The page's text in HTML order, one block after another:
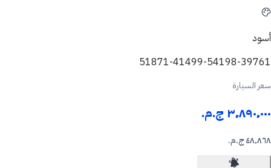
أسود
51871-41499-54198-39761
سعر السيارة
٣٬٨٩٠٬٠٠٠ ج.م.‏
٤٨٬٨٦٨ ج.م.‏